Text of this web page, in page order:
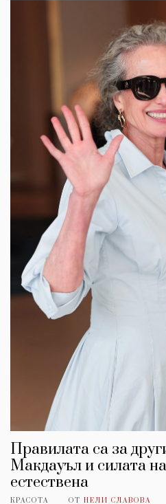
Правилата са за
Макдауъл и силата
естествена
КРАСОТА ОТ НЕЛИ СЛАВОВА